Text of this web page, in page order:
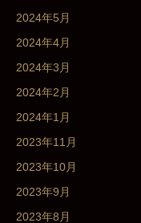
2024年5月
2024年4月
2024年3月
2024年2月
2024年1月
2023年11月
2023年10月
2023年9月
2023年8月